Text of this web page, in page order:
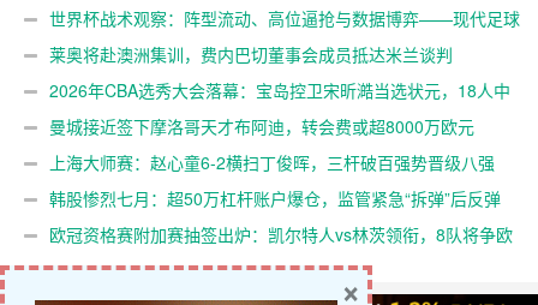
逊” 世界杯战术观察：阵型流动、高位逼抢与数据博弈——现代足球
早已不是22个人追着球跑
莱奥将赴澳洲集训，费内巴切董事会成员抵达米兰谈判
2026年CBA选秀大会落幕：宝岛控卫宋昕澔当选状元，18人中
选创历史新低
曼城接近签下摩洛哥天才布阿迪，转会费或超8000万欧元
上海大师赛：赵心童6-2横扫丁俊晖，三杆破百强势晋级八强
韩股惨烈七月：超50万杠杆账户爆仓，监管紧急“拆弹”后反弹
欧冠资格赛附加赛抽签出炉：凯尔特人vs林茨领衔，8队将争欧
冠正赛门票
×